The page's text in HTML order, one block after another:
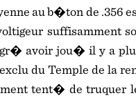
au b�ton de
suffisamment
avoir jou� il y a
du Temple de la
tent� de truquer